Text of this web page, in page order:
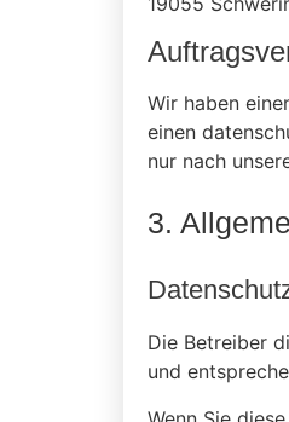
Wir haben
einen
nur nach
3.
Die Betreiber
und